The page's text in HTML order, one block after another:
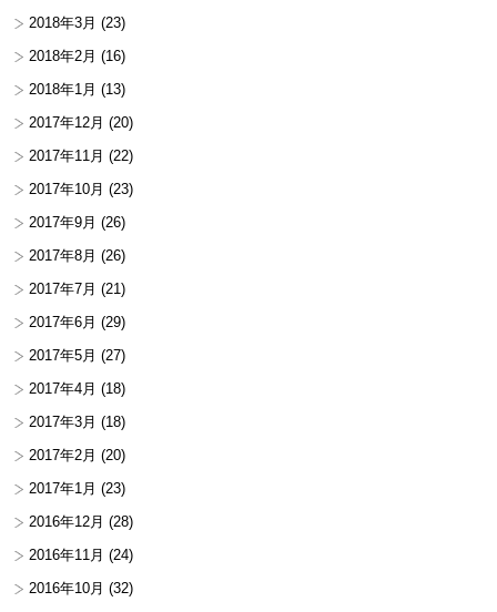
2018年3月 (23)
2018年2月 (16)
2018年1月 (13)
2017年12月 (20)
2017年11月 (22)
2017年10月 (23)
2017年9月 (26)
2017年8月 (26)
2017年7月 (21)
2017年6月 (29)
2017年5月 (27)
2017年4月 (18)
2017年3月 (18)
2017年2月 (20)
2017年1月 (23)
2016年12月 (28)
2016年11月 (24)
2016年10月 (32)